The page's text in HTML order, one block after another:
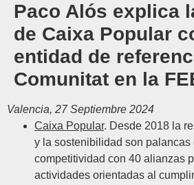
Paco Alós explica
de Caixa Popular
entidad de
Comunitat en la
Valencia, 27 Septiembre 2024
Caixa Popular. Desde 2018 la
y la sostenibilidad son palancas
competitividad con 40 alianzas
actividades orientadas al